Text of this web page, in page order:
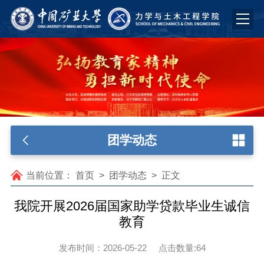
团学动态
当前位置： 首页> 团学动态> 正文
我院开展2026届国家助学贷款毕业生诚信
教育
发布时间：2026-05-22 点击数量:64